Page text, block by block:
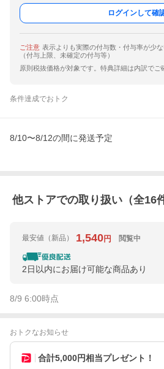
ログインして確
ご注意 表示よりも実際の付与数・付与率が少
（付与上限、未確定の付与等）
原則税抜価格が対象です。特典詳細は内訳でご
条件達成でおトク
8/10〜8/12の間に発送予定
他ストアでの取り扱い（全16
最安値 （新品） 1,540円 閲覧中
2日以内にお届け可能な商品あり
8/9 6:00時点
おトクなお知らせ
合計5,000円相当プレゼント！